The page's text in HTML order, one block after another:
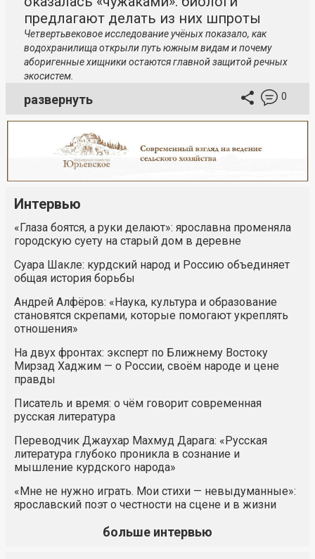
предлагают делать из них шпроты
Четвертьвековое исследование учёных показало, как
водохранилища открыли путь южным видам и почему
аборигенные хищники остаются главной защитой речных
экосистем.
развернуть 0
Интервью
«Глаза боятся, а руки делают»: ярославна променяла
городскую суету на старый дом в деревне
Суара Шакле: курдский народ и Россию объединяет
общая история борьбы
Андрей Алфёров: «Наука, культура и образование
становятся скрепами, которые помогают укреплять
отношения»
На двух фронтах: эксперт по Ближнему Востоку
Мирзад Хаджим — о России, своём народе и цене
правды
Писатель и время: о чём говорит современная
русская литература
Переводчик Джаухар Махмуд Дарага: «Русская
литература глубоко проникла в сознание и
мышление курдского народа»
«Мне не нужно играть. Мои стихи — невыдуманные»:
ярославский поэт о честности на сцене и в жизни
больше интервью